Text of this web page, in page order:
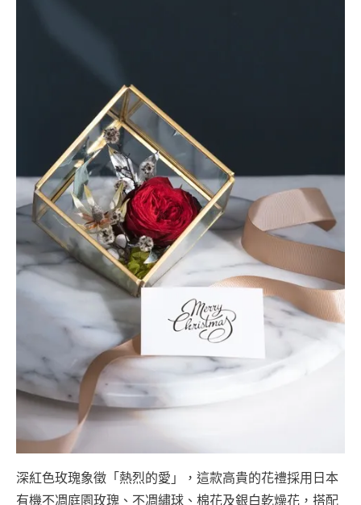
深紅色玫瑰象徵「熱烈的愛」，這款高貴的花禮採用日本
有機不凋庭園玫瑰、不凋繡球、棉花及銀白乾燥花，搭配